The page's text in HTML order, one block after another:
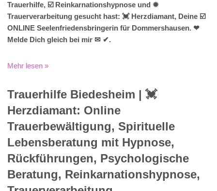
Trauerhilfe, ☑️ Reinkarnationshypnose und ✹
Trauerverarbeitung gesucht hast: 💓️ Herzdiamant, Deine ☑️
ONLINE Seelenfriedensbringerin für Dommershausen. ❤
Melde Dich gleich bei mir ✉ ✔.
Mehr lesen »
Trauerhilfe Biedesheim | 💓️️
Herzdiamant: Online
Trauerbewältigung, Spirituelle
Lebensberatung mit Hypnose,
Rückführungen, Psychologische
Beratung, Reinkarnationshypnose,